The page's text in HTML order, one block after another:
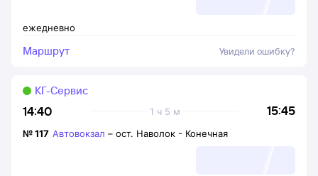
ежедневно
Маршрут Увидели ошибку?
14:40 15:45
1 ч 5 м
КГ-Сервис
№117 Автовокзал – ост. Наволок - Конечная